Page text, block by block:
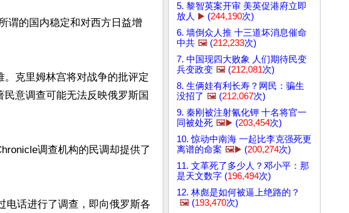
谓的国内稳定和对西方日益增
克里姆林宫将对战争的批评定
意调查可能无法反映俄罗斯国
调查机构的民调却提供了
电话进行了调查，即向俄罗斯各
5. 黎智英案开审 美英促港府立即
放人 ▶️ (244,190次)
6. 墙倒众人推 十三道坏消息催命
中共 🖼️ (212,233次)
7. 中国现四大败象 人们期待民变
兵变政变 🖼️ (212,081次)
8. 生俩娃有利长寿？网民：骗生
没招了 🖼️ (212,067次)
9. 秦刚被注射氰化钾 十名将官一
同被处死 🖼️▶️ (203,454次)
10. 惊动中南海 一起比李克强死更
离谱的命案 🖼️▶️ (200,274次)
11. 文革死了多少人？邓小平：那
是天文数字 (196,494次)
12. 林彪是如何被逼上绝路的？
🖼️ (193,470次)